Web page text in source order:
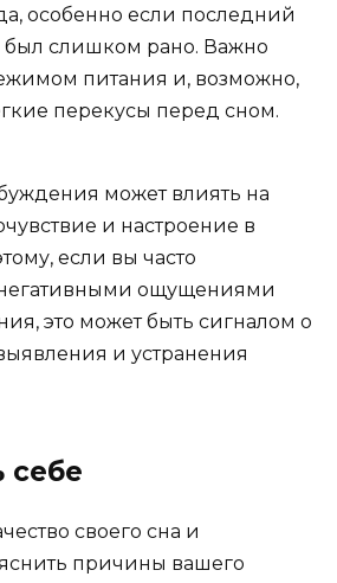
особенно если последний
слишком рано. Важно
питания и, возможно,
перекусы перед сном.
может влиять на
и настроение в
если вы часто
негативными ощущениями
это может быть сигналом о
и устранения
себе
своего сна и
причины вашего